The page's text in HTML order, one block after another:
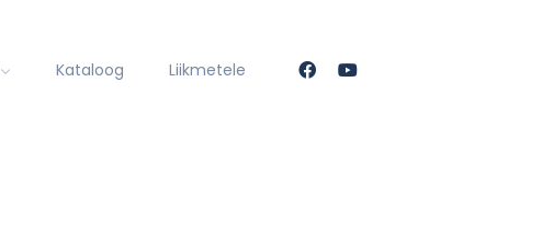
Kataloog Liikmetele